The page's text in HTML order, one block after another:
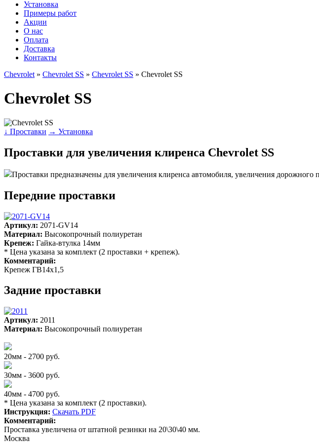
Установка
Примеры работ
Акции
О нас
Оплата
Доставка
Контакты
Chevrolet » Chevrolet SS » Chevrolet SS » Chevrolet SS
Chevrolet SS
↓ Проставки → Установка
Проставки для увеличения клиренса Chevrolet SS
Проставки предназначены для увеличения клиренса автомобиля, увеличения
Передние проставки
Артикул: 2071-GV14
Материал: Высокопрочный полиуретан
Крепеж: Гайка-втулка 14мм
* Цена указана за комплект (2 проставки + крепеж).
Комментарий:
Крепеж ГВ14х1,5
Задние проставки
Артикул: 2011
Материал: Высокопрочный полиуретан
20мм - 2700 руб.
30мм - 3600 руб.
40мм - 4700 руб.
* Цена указана за комплект (2 проставки).
Инструкция: Скачать PDF
Комментарий:
Проставка увеличена от штатной резинки на 20\30\40 мм.
Москва